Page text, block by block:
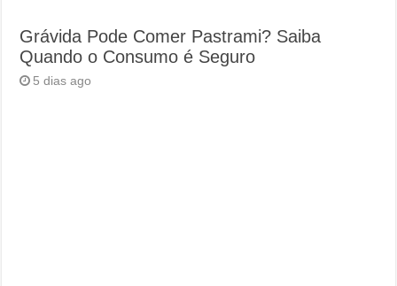
Grávida Pode Comer Pastrami? Saiba
Quando o Consumo é Seguro
5 dias ago